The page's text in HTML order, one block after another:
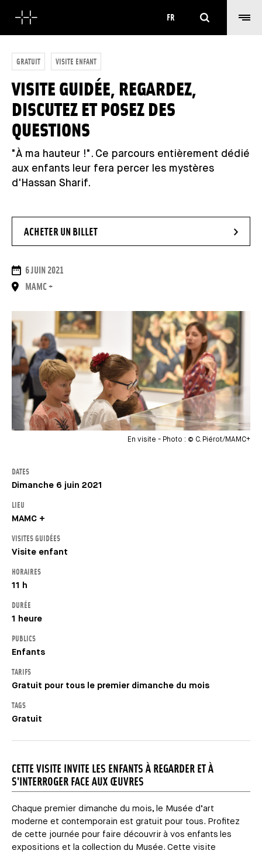
Rechercher
FR
GRATUIT VISITE ENFANT
VISITE GUIDÉE, REGARDEZ,
DISCUTEZ ET POSEZ DES
QUESTIONS
"À ma hauteur !". Ce parcours entièrement dédié
aux enfants leur fera percer les mystères
d'Hassan Sharif.
ACHETER UN BILLET- NOUVELLE FENÊTRE
DATES
6 JUIN 2021
LIEU
MAMC +
En visite - Photo : © C. Piérot/MAMC+
DATES
Dimanche 6 juin 2021
LIEU
MAMC +
VISITES GUIDÉES
Visite enfant
HORAIRES
11 h
DURÉE
1 heure
PUBLICS
Enfants
TARIFS
Gratuit pour tous le premier dimanche du mois
TAGS
Gratuit
CETTE VISITE INVITE LES ENFANTS À REGARDER ET À
S'INTERROGER FACE AUX ŒUVRES
Chaque premier dimanche du mois, le Musée d’art
moderne et contemporain est gratuit pour tous. Profitez
de cette journée pour faire découvrir à vos enfants les
expositions et la collection du Musée. Cette visite